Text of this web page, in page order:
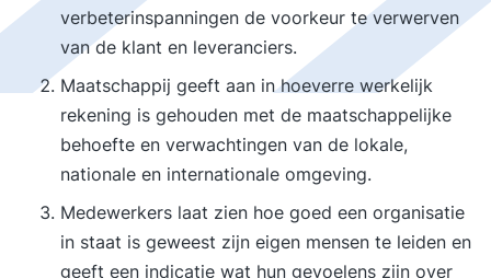
verbeterinspanningen de voorkeur te verwerven
van de klant en leveranciers.
Maatschappij geeft aan in hoeverre werkelijk
rekening is gehouden met de maatschappelijke
behoefte en verwachtingen van de lokale,
nationale en internationale omgeving.
Medewerkers laat zien hoe goed een organisatie
in staat is geweest zijn eigen mensen te leiden en
geeft een indicatie wat hun gevoelens zijn over